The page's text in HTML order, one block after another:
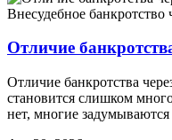
Внесудебное
Отличие
Отличие банкротства
становится слишком
нет, многие